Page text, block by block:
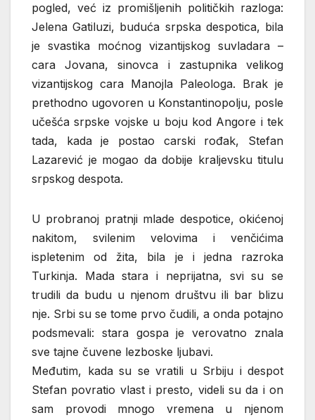
pogled, već iz promišljenih političkih razloga:
Jelena Gatiluzi, buduća srpska despotica, bila
je svastika moćnog vizantijskog suvladara –
cara Jovana, sinovca i zastupnika velikog
vizantijskog cara Manojla Paleologa. Brak je
prethodno ugovoren u Konstantinopolju, posle
učešća srpske vojske u boju kod Angore i tek
tada, kada je postao carski rođak, Stefan
Lazarević je mogao da dobije kraljevsku titulu
srpskog despota.
U probranoj pratnji mlade despotice, okićenoj
nakitom, svilenim velovima i venčićima
ispletenim od žita, bila je i jedna razroka
Turkinja. Mada stara i neprijatna, svi su se
trudili da budu u njenom društvu ili bar blizu
nje. Srbi su se tome prvo čudili, a onda potajno
podsmevali: stara gospa je verovatno znala
sve tajne čuvene lezboske ljubavi.
Međutim, kada su se vratili u Srbiju i despot
Stefan povratio vlast i presto, videli su da i on
sam provodi mnogo vremena u njenom